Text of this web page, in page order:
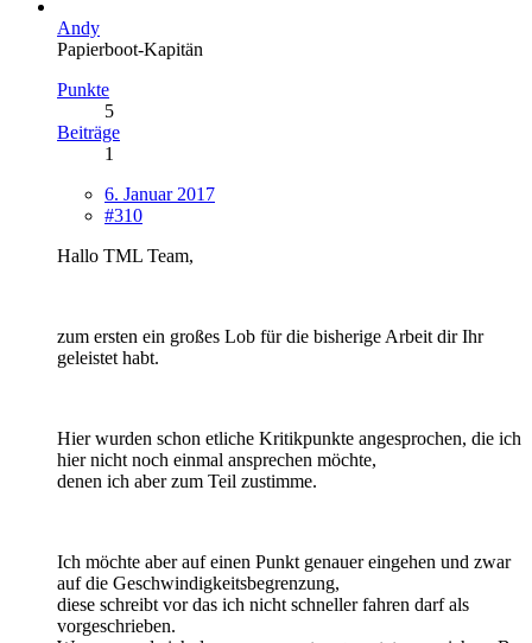
Andy
Papierboot-Kapitän
Punkte
5
Beiträge
1
6. Januar 2017
#310
Hallo TML Team,
zum ersten ein großes Lob für die bisherige Arbeit dir Ihr
geleistet habt.
Hier wurden schon etliche Kritikpunkte angesprochen, die ich
hier nicht noch einmal ansprechen möchte,
denen ich aber zum Teil zustimme.
Ich möchte aber auf einen Punkt genauer eingehen und zwar
auf die Geschwindigkeitsbegrenzung,
diese schreibt vor das ich nicht schneller fahren darf als
vorgeschrieben.